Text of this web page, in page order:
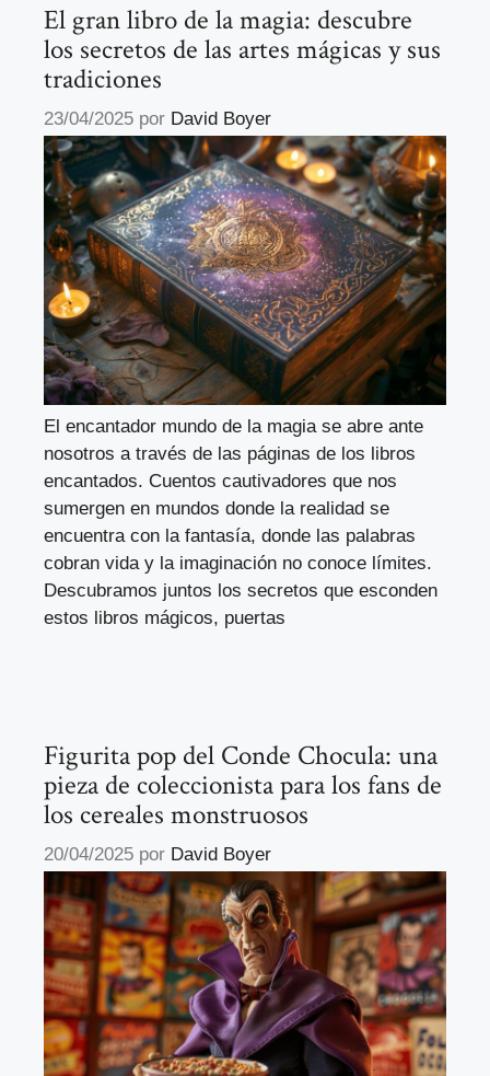
El gran libro de la magia: descubre
los secretos de las artes mágicas y sus
tradiciones
23/04/2025 por David Boyer
El encantador mundo de la magia se abre ante
nosotros a través de las páginas de los libros
encantados. Cuentos cautivadores que nos
sumergen en mundos donde la realidad se
encuentra con la fantasía, donde las palabras
cobran vida y la imaginación no conoce límites.
Descubramos juntos los secretos que esconden
estos libros mágicos, puertas
Figurita pop del Conde Chocula: una
pieza de coleccionista para los fans de
los cereales monstruosos
20/04/2025 por David Boyer